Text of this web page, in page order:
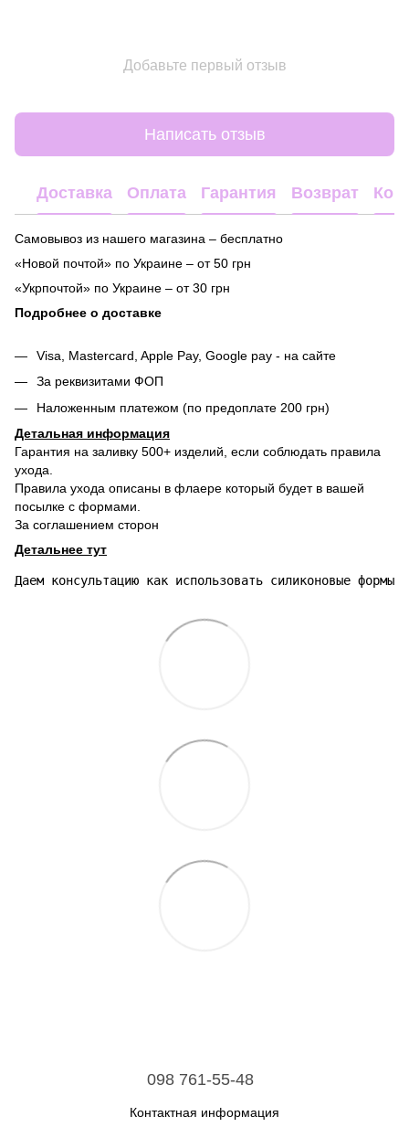
Добавьте первый отзыв
Написать отзыв
Доставка Оплата Гарантия Возврат
Самовывоз из нашего магазина – бесплатно
«Новой почтой» по Украине – от 50 грн
«Укрпочтой» по Украине – от 30 грн
Подробнее о доставке
Visa, Mastercard, Apple Pay, Google pay - на сайте
За реквизитами ФОП
Наложенным платежом (по предоплате 200 грн)
Детальная информация
Гарантия на заливку 500+ изделий, если соблюдать правила
ухода.
Правила ухода описаны в флаере который будет в вашей
посылке с формами.
За соглашением сторон
Детальнее тут
Даем консультацию как использовать силиконовые формы
098 761-55-48
Контактная информация